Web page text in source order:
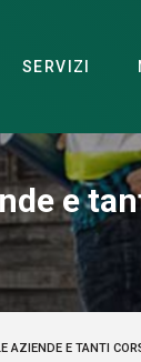
SERVIZI
e
AZIENDE E TANTI